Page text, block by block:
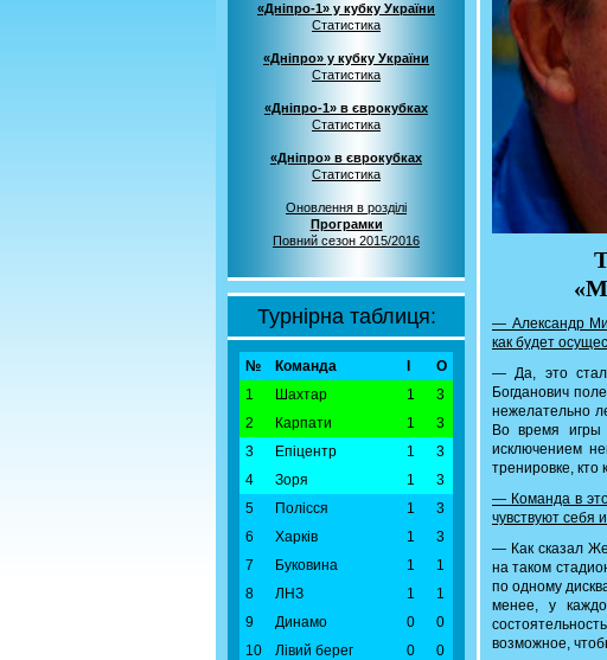
«Дніпро-1» у кубку України
Статистика
«Дніпро» у кубку України
Статистика
«Дніпро-1» в єврокубках
Статистика
«Дніпро» в єврокубках
Статистика
Оновлення в розділі
Програмки
Повний сезон 2015/2016
Турнірна таблиця:
№ Команда
О
1
Шахтар 1
3
2
Карпати 1
3
3
Епіцентр 1
3
4
Зоря 1
3
5
Полісся 1
3
6
Харків 1
3
7
Буковина 1
1
8
ЛНЗ 1
1
9
Динамо 0
0
10
Лівий берег 0
0
— Александр
как будет
— Да, это
Богданович
нежелательно
Во время
исключением
тренировке, кто
— Команда в
чувствуют себя
— Как сказал
на таком
по одному
менее, у
возможное,